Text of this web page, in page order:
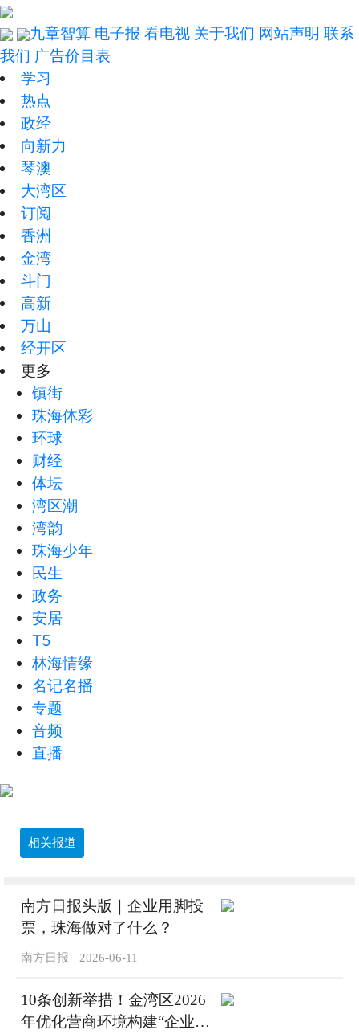
九章智算 电子报 看电视 关于我们 网站声明 联系
我们 广告价目表
学习
热点
政经
向新力
琴澳
大湾区
订阅
香洲
金湾
斗门
高新
万山
经开区
更多
镇街
珠海体彩
环球
财经
体坛
湾区潮
湾韵
珠海少年
民生
政务
安居
T5
林海情缘
名记名播
专题
音频
直播
相关报道
南方日报头版｜企业用脚投
票，珠海做对了什么？
南方日报 2026-06-11
10条创新举措！金湾区2026
年优化营商环境构建“企业点